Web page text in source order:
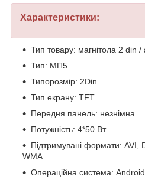
Характеристики:
Тип товару: магнітола 2 din /
Тип: МП5
Типорозмір: 2Din
Тип екрану: TFT
Передня панель: незнімна
Потужність: 4*50 Вт
Підтримувані формати: AVI,
WMA
Операційна система: Android